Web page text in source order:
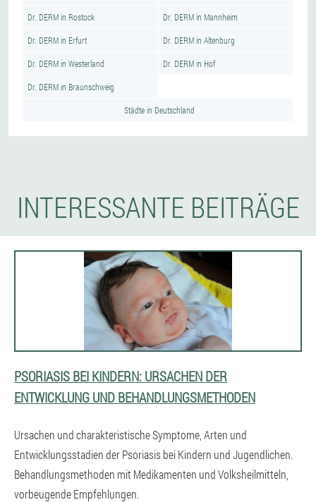
Dr. DERM in Rostock Dr. DERM in Mannheim
Dr. DERM in Erfurt Dr. DERM in Altenburg
Dr. DERM in Westerland Dr. DERM in Hof
Dr. DERM in Braunschweig
Städte in Deutschland
INTERESSANTE BEITRÄGE
PSORIASIS BEI KINDERN: URSACHEN DER
ENTWICKLUNG UND BEHANDLUNGSMETHODEN
Ursachen und charakteristische Symptome, Arten und
Entwicklungsstadien der Psoriasis bei Kindern und Jugendlichen.
Behandlungsmethoden mit Medikamenten und Volksheilmitteln,
vorbeugende Empfehlungen.